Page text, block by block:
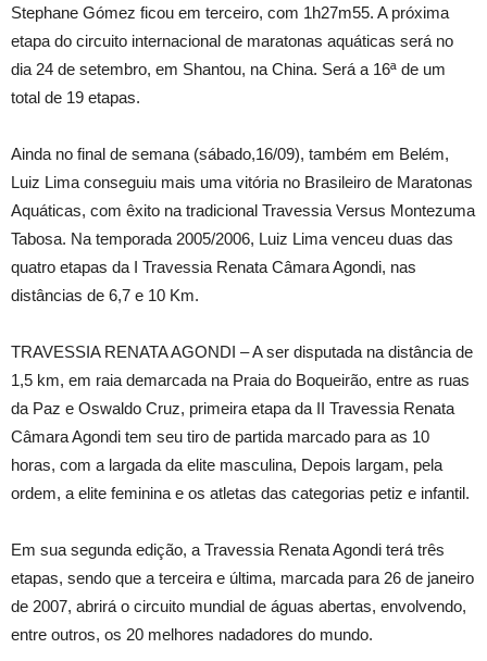
Stephane Gómez ficou em terceiro, com 1h27m55. A próxima
etapa do circuito internacional de maratonas aquáticas será no
dia 24 de setembro, em Shantou, na China. Será a 16ª de um
total de 19 etapas.
Ainda no final de semana (sábado,16/09), também em Belém,
Luiz Lima conseguiu mais uma vitória no Brasileiro de Maratonas
Aquáticas, com êxito na tradicional Travessia Versus Montezuma
Tabosa. Na temporada 2005/2006, Luiz Lima venceu duas das
quatro etapas da I Travessia Renata Câmara Agondi, nas
distâncias de 6,7 e 10 Km.
TRAVESSIA RENATA AGONDI – A ser disputada na distância de
1,5 km, em raia demarcada na Praia do Boqueirão, entre as ruas
da Paz e Oswaldo Cruz, primeira etapa da II Travessia Renata
Câmara Agondi tem seu tiro de partida marcado para as 10
horas, com a largada da elite masculina, Depois largam, pela
ordem, a elite feminina e os atletas das categorias petiz e infantil.
Em sua segunda edição, a Travessia Renata Agondi terá três
etapas, sendo que a terceira e última, marcada para 26 de janeiro
de 2007, abrirá o circuito mundial de águas abertas, envolvendo,
entre outros, os 20 melhores nadadores do mundo.